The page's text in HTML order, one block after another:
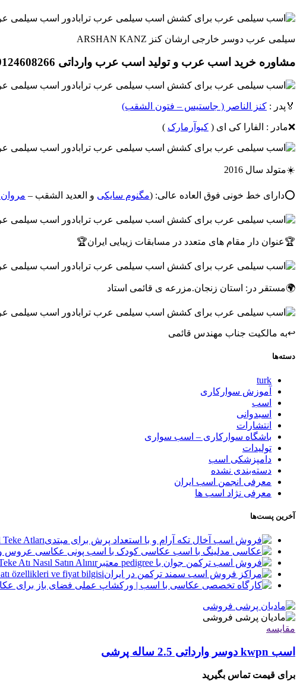
سیلمی عرب دوسر خارجی ارشان کنز ARSHAN KANZ
مشاوره خرید اسب عرب و تولید اسب عرب وارداتی 09124608266
🏅پدر : کنز الناصر ( جاستیس – فتون الشقب)
❌مادر : الفارا کی ای ( کیوآرمارک )
☀️متولد سال 2016
⭕دارای خط خونی فوق العاده عالی: (مگنوم سایکی و العدید الشقب –
🏆عنوان دار مقام های متعدد در مسابقات زیبایی ایران🏆
🌍مستقر در: استان زنجان.مزرعه ی قائمی استاد
↩به مالکیت جناب مهندس قائمی
دسته‌ها
turk
آموزش سوارکاری
اسب
اسبدوانی
انتشارات
باشگاه سوارکاری – اسب سواری
تولیدات
دامپزشکی اسب
دسته‌بندی نشده
معرفی انجمن اسب ایران
معرفی نژاد اسب ها
آخرین پست‌ها
Atları
Atı Nasıl Satın Alınır?
özellikleri ve fiyat bilgisi
مقایسه
اسب kwpn دوسر وارداتی 2.5 ساله پرشی
برای قیمت تماس بگیرید